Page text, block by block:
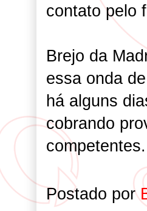
contato pelo
Brejo da
essa onda
há alguns
cobrando
Postado por